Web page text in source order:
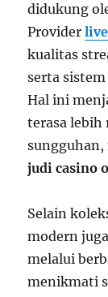
didukung
Provider
kualitas
serta
Hal ini
terasa lebih
sungguhan,
judi casino
Selain
modern
melalui
menikmati